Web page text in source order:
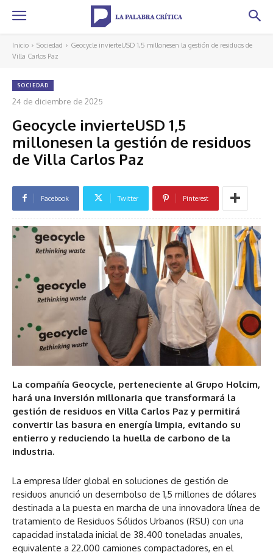
Inicio Sociedad
Geocycle invierteUSD 1,5 millonesen la gestión de residuos de
Villa Carlos Paz
SOCIEDAD
24 de diciembre de 2025
Geocycle invierteUSD 1,5
millonesen la gestión de residuos
de Villa Carlos Paz
Facebook Twitter Pinterest
La compañía Geocycle, perteneciente al Grupo Holcim,
hará una inversión millonaria que transformará la
gestión de residuos en Villa Carlos Paz y permitirá
convertir las basura en energía limpia, evitando su
entierro y reduciendo la huella de carbono de la
industria.
La empresa líder global en soluciones de gestión de
residuos anunció un desembolso de 1,5 millones de dólares
destinada a la puesta en marcha de una innovadora línea de
tratamiento de Residuos Sólidos Urbanos (RSU) con una
capacidad instalada inicial de 38.400 toneladas anuales,
equivalente a 22.000 camiones compactadores, en el